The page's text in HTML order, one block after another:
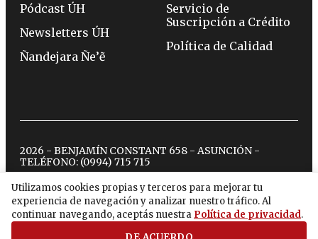
Utilizamos cookies propias y terceros para mejorar tu
experiencia de navegación y analizar nuestro tráfico. Al
continuar navegando, aceptás nuestra Política de privacidad.
Pódcast ÚH
Newsletters ÚH
Ñandejara Ñe’ẽ
Servicio de
Suscripción a Crédito
Política de Calidad
2026 - BENJAMÍN CONSTANT 658 - ASUNCIÓN -
TELÉFONO: (0994) 715 715
twitterinstagram
facebook
tiktokyoutubespotify